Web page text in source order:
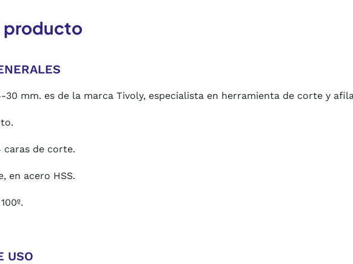
producto
30 mm. es de la marca Tivoly, especialista en herramienta de corte y
caras de corte.
en acero HSS.
USO